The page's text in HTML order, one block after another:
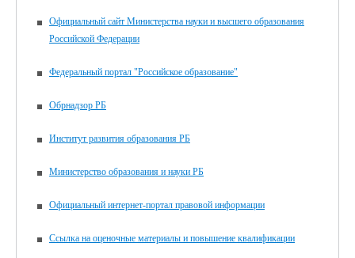
Официальный сайт Министерства науки и высшего образования
Российской Федерации
Федеральный портал "Российское образование"
Обрнадзор РБ
Институт развития образования РБ
Министерство образования и науки РБ
Официальный интернет-портал правовой информации
Ссылка на оценочные материалы и повышение квалификации